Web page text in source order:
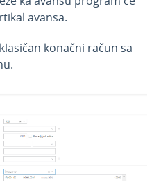
za OE kategoriju
u konačnom računu
avansa.
konačni račun sa